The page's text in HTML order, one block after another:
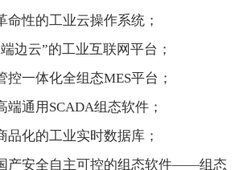
命性的工业云操作系统 ；
边云”的工业互联网平台 ；
控一体化全组态MES平台 ；
端通用 SCADA组态软件 ；
品化的工业实时数据库 ；
产安全自主可控的组态软件——组态